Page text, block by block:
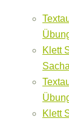
Klett
Klett